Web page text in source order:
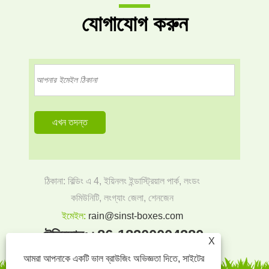
যোগাযোগ করুন
ঠিকানা: বিল্ডিং এ 4, ইয়িনলং ইন্ডাস্ট্রিয়াল পার্ক, লংডং
কমিউনিটি, লংগ্যাং জেলা, শেনজেন
ইমেইল: rain@sinst-boxes.com
টেলিফোন:+86-18300004380 X
আমরা আপনাকে একটি ভাল ব্রাউজিং অভিজ্ঞতা দিতে, সাইটের